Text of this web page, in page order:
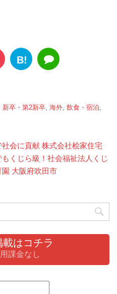
B!
新卒・第2新卒, 海外, 飲食・宿泊,
会に貢献 株式会社桧家住宅
くじら級！社会福祉法人くじ
大阪府吹田市
載はコチラ
課金なし